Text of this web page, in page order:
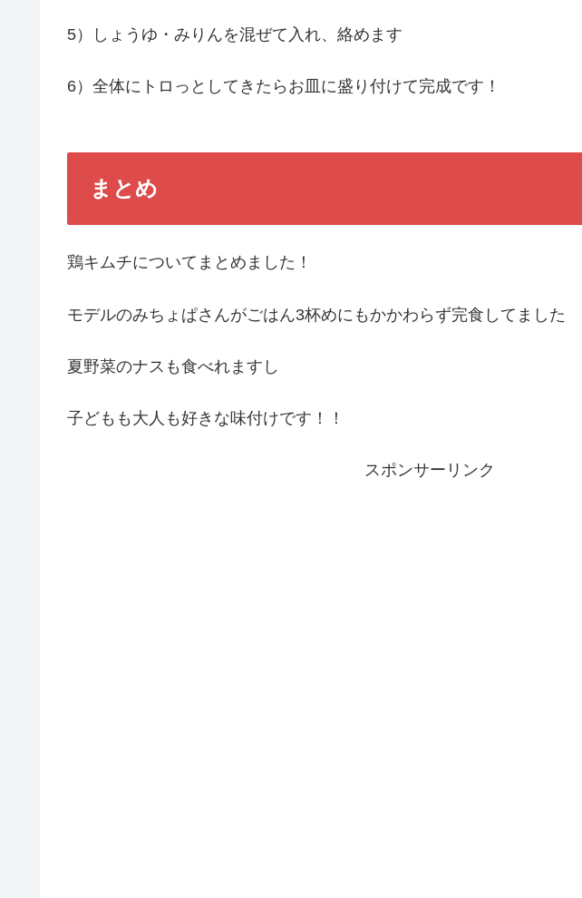
5）しょうゆ・みりんを混ぜて入れ、絡めます
6）全体にトロっとしてきたらお皿に盛り付けて完成です！
まとめ
鶏キムチについてまとめました！
モデルのみちょぱさんがごはん3杯めにもかかわらず完食してました
夏野菜のナスも食べれますし
子どもも大人も好きな味付けです！！
スポンサーリンク